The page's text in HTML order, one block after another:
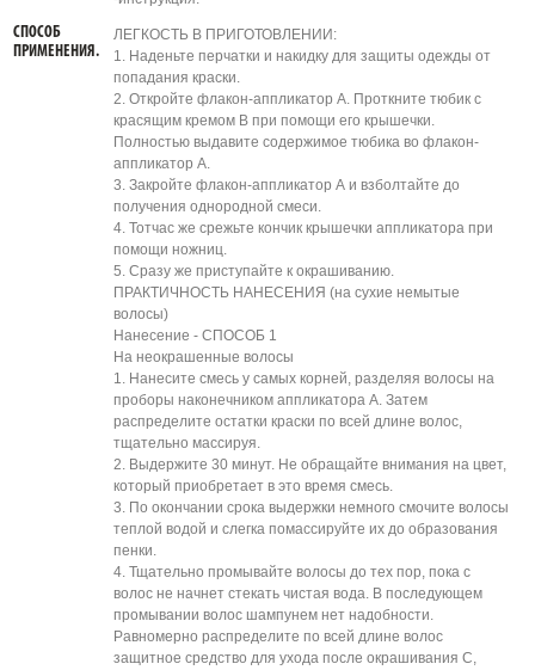
СПОСОБ
ПРИМЕНЕНИЯ.
ЛЕГКОСТЬ В ПРИГОТОВЛЕНИИ:
1. Наденьте перчатки и накидку для защиты одежды от
попадания краски.
2. Откройте флакон-аппликатор А. Проткните тюбик с
красящим кремом В при помощи его крышечки.
Полностью выдавите содержимое тюбика во флакон-
аппликатор А.
3. Закройте флакон-аппликатор А и взболтайте до
получения однородной смеси.
4. Тотчас же срежьте кончик крышечки аппликатора при
помощи ножниц.
5. Сразу же приступайте к окрашиванию.
ПРАКТИЧНОСТЬ НАНЕСЕНИЯ (на сухие немытые
волосы)
Нанесение - СПОСОБ 1
На неокрашенные волосы
1. Нанесите смесь у самых корней, разделяя волосы на
проборы наконечником аппликатора А. Затем
распределите остатки краски по всей длине волос,
тщательно массируя.
2. Выдержите 30 минут. Не обращайте внимания на цвет,
который приобретает в это время смесь.
3. По окончании срока выдержки немного смочите волосы
теплой водой и слегка помассируйте их до образования
пенки.
4. Тщательно промывайте волосы до тех пор, пока с
волос не начнет стекать чистая вода. В последующем
промывании волос шампунем нет надобности.
Равномерно распределите по всей длине волос
защитное средство для ухода после окрашивания С,